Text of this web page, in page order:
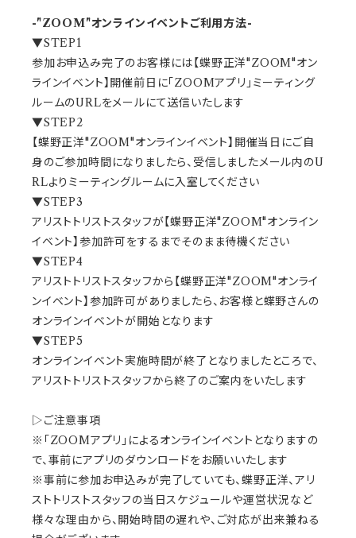
-"ZOOM"オンラインイベントご利用方法-
▼STEP1
参加お申込み完了のお客様には 【蝶野正洋"ZOOM"オン
ラインイベント】開催前日に「ZOOMアプリ」ミーティング
ルームのURLをメールにて送信いたします
▼STEP2
【蝶野正洋"ZOOM"オンラインイベント】開催当日にご自
身のご参加時間になりましたら、受信しましたメール内のU
RLよりミーティングルームに入室してください
▼STEP3
アリストトリストスタッフが 【蝶野正洋"ZOOM"オンライン
イベント】参加許可をするまでそのまま待機ください
▼STEP4
アリストトリストスタッフから 【蝶野正洋"ZOOM"オンライ
ンイベント】参加許可がありましたら、お客様と蝶野さんの
オンラインイベントが開始となります
▼STEP5
オンラインイベント実施時間が終了となりましたところで、
アリストトリストスタッフから終了のご案内をいたします
▷ご注意事項
※「ZOOMアプリ」によるオンラインイベントとなりますの
で、事前にアプリのダウンロードをお願いいたします
※事前に参加お申込みが完了していても、蝶野正洋、アリ
ストトリストスタッフの当日スケジュールや運営状況など
様々な理由から、開始時間の遅れや、ご対応が出来兼ねる